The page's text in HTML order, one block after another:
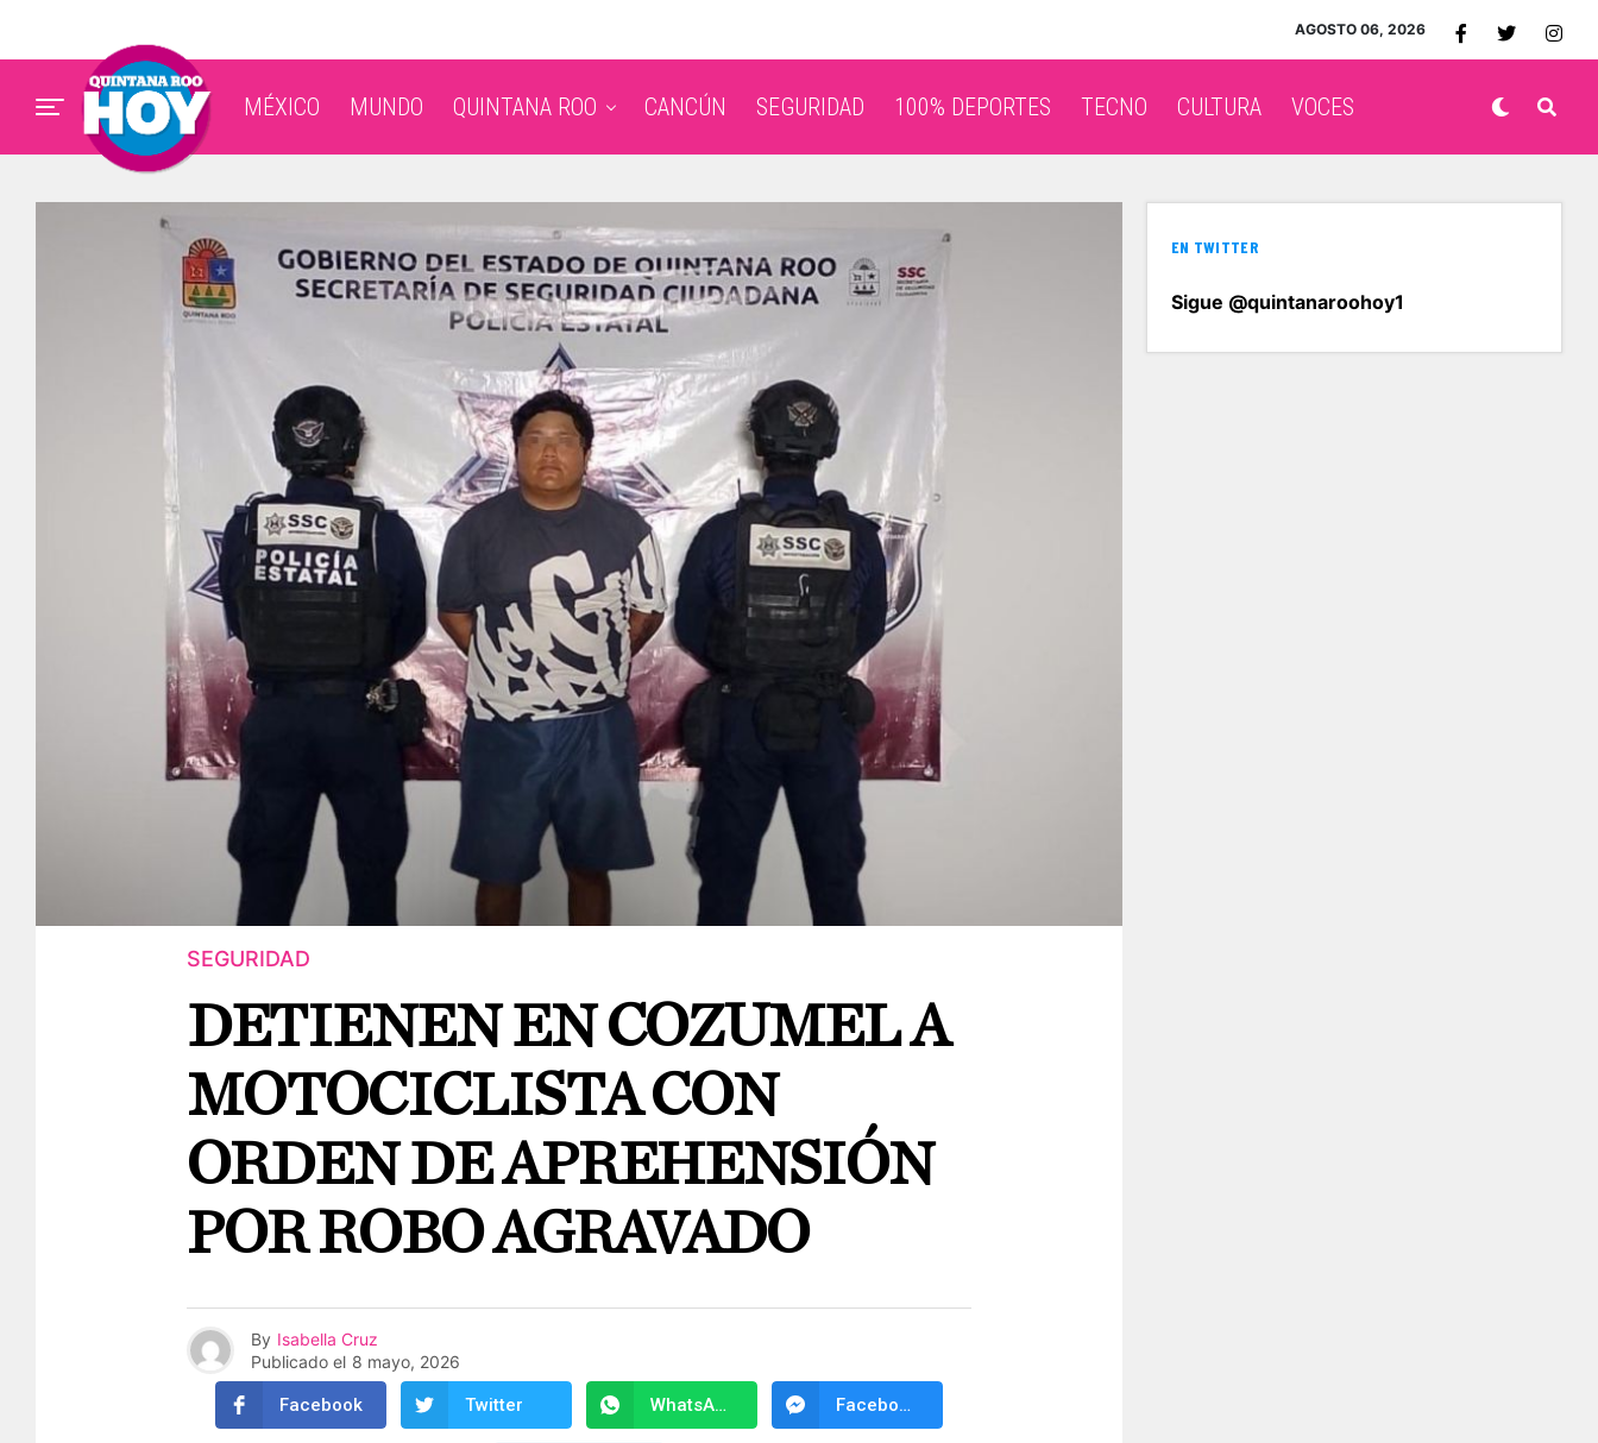
AGOSTO 06, 2026
MÉXICO MUNDO QUINTANA ROO CANCÚN SEGURIDAD 100% DEPORTES TECNO CULTURA VOCES
SEGURIDAD
DETIENEN EN COZUMEL A
MOTOCICLISTA CON
ORDEN DE APREHENSIÓN
POR ROBO AGRAVADO
By Isabella Cruz
Publicado el 8 mayo, 2026
Facebook Twitter WhatsApp Facebook Messenger
EN TWITTER
Sigue @quintanaroohoy1